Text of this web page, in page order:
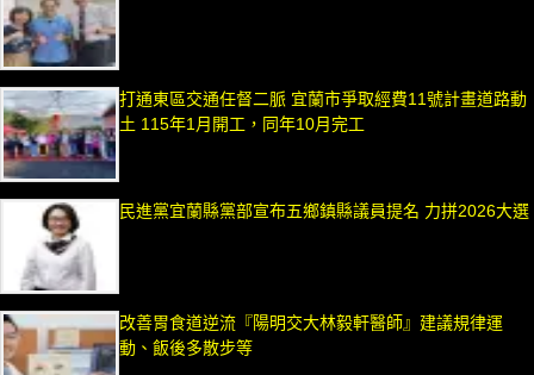
打通東區交通任督二脈 宜蘭市爭取經費11號計畫道路動
土 115年1月開工，同年10月完工
民進黨宜蘭縣黨部宣布五鄉鎮縣議員提名 力拼2026大選
改善胃食道逆流『陽明交大林毅軒醫師』建議規律運
動、飯後多散步等